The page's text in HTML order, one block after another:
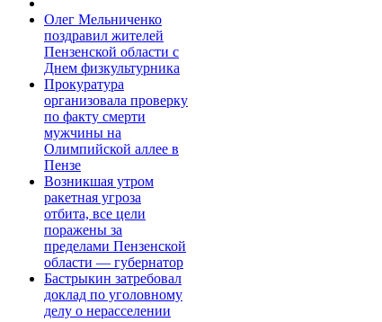
Олег Мельниченко
поздравил жителей
Пензенской области с
Днем физкультурника
Прокуратура
организовала проверку
по факту смерти
мужчины на
Олимпийской аллее в
Пензе
Возникшая утром
ракетная угроза
отбита, все цели
поражены за
пределами Пензенской
области — губернатор
Бастрыкин затребовал
доклад по уголовному
делу о нерасселении